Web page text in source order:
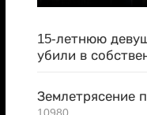
15-летнюю
убили в
Землетрясение